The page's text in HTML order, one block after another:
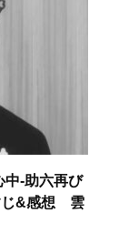
中-助六再び
じ&感想 雲